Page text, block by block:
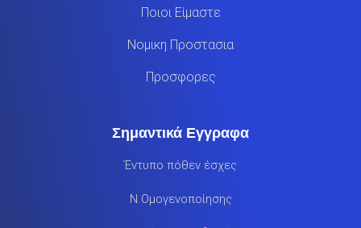
Ποιοι Είμαστε
Νομικη Προστασια
Προσφορες
Σημαντικά Εγγραφα
Έντυπο πόθεν έσχες
Ν.Ομογενοποίησης